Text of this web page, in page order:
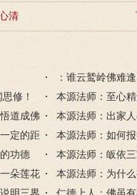
清
：谁云鹫岭佛难
修！
本源法师：至心
到渠成
道成佛
本源法师：出家
更好地度化众生
定的距
本源法师：如何
对佛最好的报恩
功德
本源法师：皈依
朵莲花
本源法师：为什